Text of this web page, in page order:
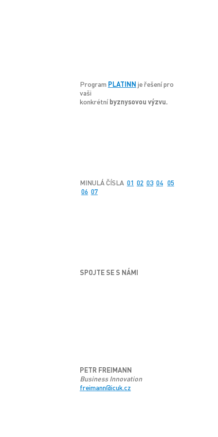
Program PLATINN je řešení pro
vaši
konkrétní byznysovou výzvu.
MINULÁ ČÍSLA 01 02 03 04 05
06 07
SPOJTE SE S NÁMI
PETR FREIMANN
Business Innovation
freimann@icuk.cz